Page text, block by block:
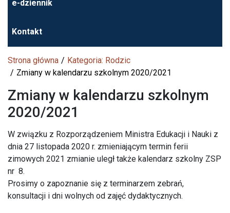
e-dziennik
Kontakt
Strona główna
Kategoria: Rodzic
Zmiany w kalendarzu szkolnym 2020/2021
Zmiany w kalendarzu szkolnym
2020/2021
W związku z Rozporządzeniem Ministra Edukacji i Nauki z
dnia 27 listopada 2020 r. zmieniającym termin ferii
zimowych 2021 zmianie uległ także kalendarz szkolny ZSP
nr 8.
Prosimy o zapoznanie się z terminarzem zebrań,
konsultacji i dni wolnych od zajęć dydaktycznych.